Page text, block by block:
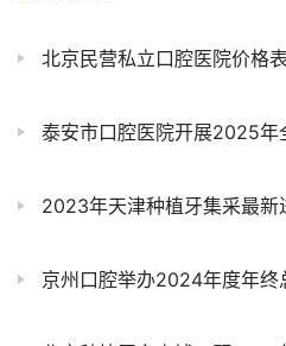
北京民营私立口腔医院价格
泰安市口腔医院开展2025年全民健康素养宣传月活动
2023年天津种植牙集采最新
京州口腔举办2024年度年终